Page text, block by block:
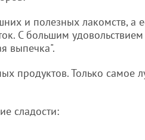
и полезных лакомств, а
С большим
выпечка".
продуктов. Только самое
сладости: